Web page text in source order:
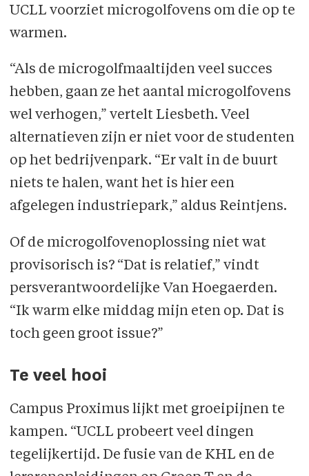
UCLL voorziet microgolfovens om die op te
warmen.
“Als de microgolfmaaltijden veel succes
hebben, gaan ze het aantal microgolfovens
wel verhogen,” vertelt Liesbeth. Veel
alternatieven zijn er niet voor de studenten
op het bedrijvenpark. “Er valt in de buurt
niets te halen, want het is hier een
afgelegen industriepark,” aldus Reintjens.
Of de microgolfovenoplossing niet wat
provisorisch is? “Dat is relatief,” vindt
persverantwoordelijke Van Hoegaerden.
“Ik warm elke middag mijn eten op. Dat is
toch geen groot issue?”
Te veel hooi
Campus Proximus lijkt met groeipijnen te
kampen. “UCLL probeert veel dingen
tegelijkertijd. De fusie van de KHL en de